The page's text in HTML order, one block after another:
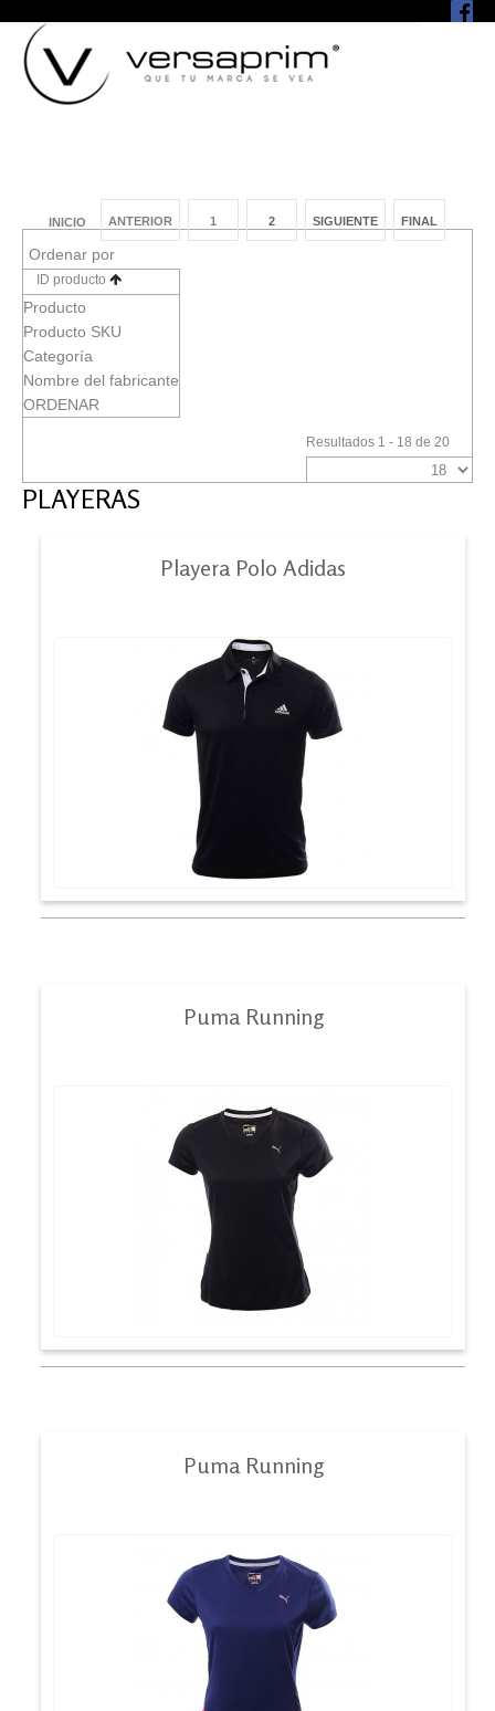
INICIO ANTERIOR 1 2 SIGUIENTE FINAL
Ordenar por
ID producto
Producto
Producto SKU
Categoría
Nombre del fabricante
ORDENAR
Resultados 1 - 18 de 20
PLAYERAS
Playera Polo Adidas
Puma Running
Puma Running